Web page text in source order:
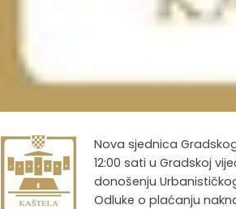
Nova sjednica
12:00 sati u Gradskoj
donošenju
Odluke o plaćanju